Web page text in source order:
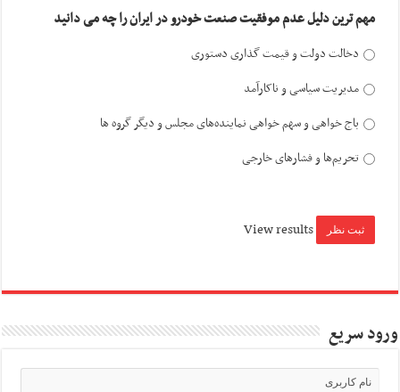
مهم ترین دلیل عدم موفقیت صنعت خودرو در ایران را چه می دانید
دخالت دولت و قیمت گذاری دستوری
مدیریت سیاسی و ناکارآمد
باج خواهی و سهم خواهی نماینده‌های مجلس و دیگر گروه ها
تحریم‌ها و فشارهای خارجی
View results
ورود سریع